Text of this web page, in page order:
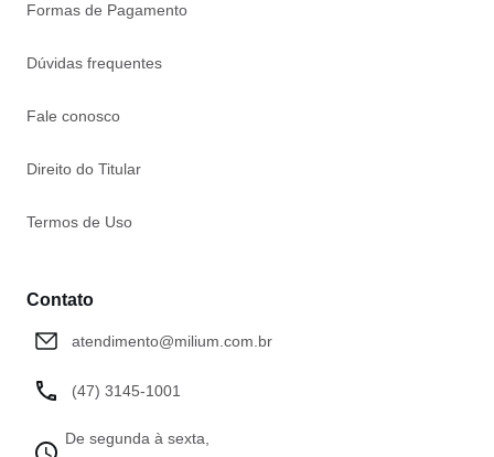
Formas de Pagamento
Dúvidas frequentes
Fale conosco
Direito do Titular
Termos de Uso
Contato
atendimento@milium.com.br
(47) 3145-1001
De segunda à sexta,